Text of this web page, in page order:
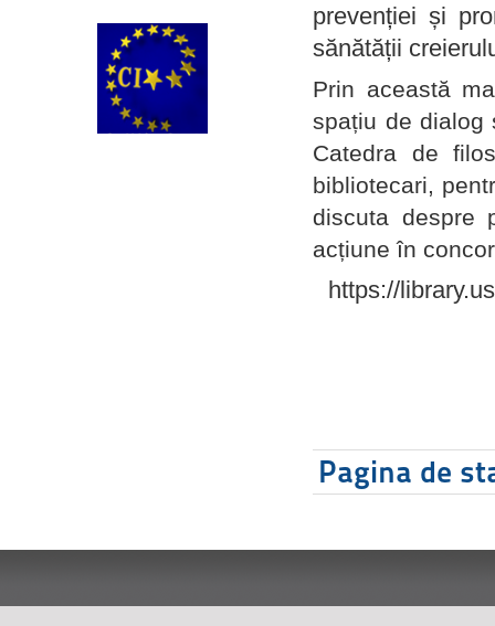
prevenției și
sănătății
Prin această
spațiu de dialog
Catedra de
bibliotecari,
discuta despre
acțiune în
https://
Pagina de